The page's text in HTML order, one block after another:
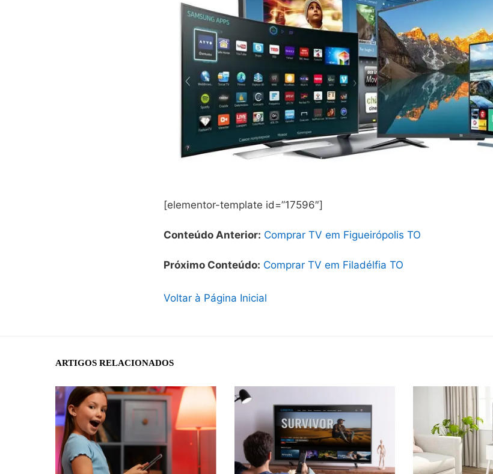
[elementor-template id=”17596″]
Conteúdo Anterior: Comprar TV em Figueirópolis TO
Próximo Conteúdo: Comprar TV em Filadélfia TO
Voltar à Página Inicial
ARTIGOS RELACIONADOS